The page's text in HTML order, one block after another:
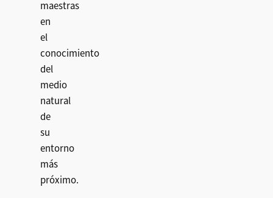
maestras
en
el
conocimiento
del
medio
natural
de
su
entorno
más
próximo.